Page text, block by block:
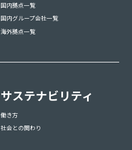
国内拠点一覧
国内グループ会社一覧
海外拠点一覧
サステナビリティ
働き方
社会との関わり